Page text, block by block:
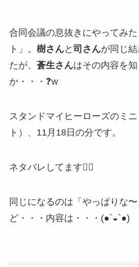
合同会議の息抜きにやってみ
ト」。 樹さんと 司さんが同じ
たが、 蒼生さんはその内容を
か・・・❓w
スタンドマイヒーローズのミ
ト）、11月18日の分です。
ネタバレしてます🙇‍♂️
同じになるのは「やっぱりな
ど・・・内容は・・・(●´◒`●)